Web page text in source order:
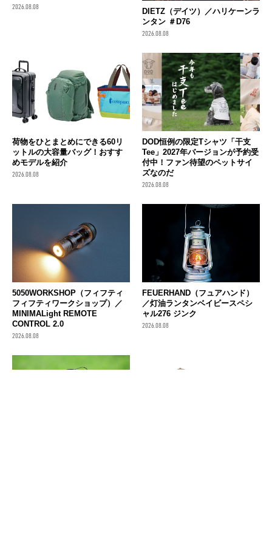
2026.08.08
DIETZ（デイツ）／ハリケーンラ
ンタン ＃D76
2026.08.08
荷物をひとまとめにできる60リ
ットルの大容量バッグ！おすす
めモデルを紹介
2026.08.08
DOD恒例の限定Tシャツ「干支
Tee」2027年バージョンが予約受
付中！ファン待望のペットサイ
ズなのだ
2026.08.08
5050WORKSHOP（フィフティ
フィフティワークショップ）／
MINIMALight REMOTE
CONTROL 2.0
2026.08.08
FEUERHAND（フュアハンド）
／灯油ランタンベイビースペシ
ャル276 ジンク
2026.08.08